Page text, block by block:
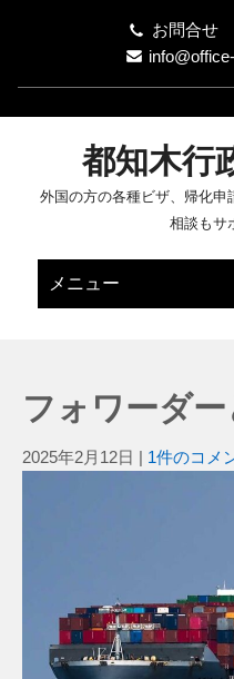
お問合せ
都知木行
外国の方の各種ビザ、帰化申
相談もサ
メニュー
フォワーダー
2025年2月12日 | 1件のコメ